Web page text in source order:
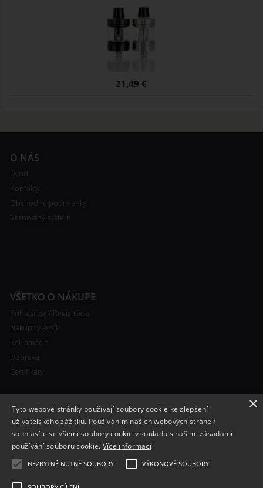
21,49 €
O NÁS
Úvod
Kontakty
Obchodné podmienky
Vernostný systém
VŠETKO O NÁKUPE
Prihlásiť sa / Registrácia
Nákupný košík
Reklamácie
Doprava
Certifikáty
RYCHLÝ KONTAKT
+420 608 138 367
info@bomba-cig.sk
×
Tyto webové stránky používají soubory cookie ke zlepšení
uživatelského zážitku. Používáním našich webových stránek
souhlasíte se všemi soubory cookie v souladu s našimi zásadami
používání souborů cookie. Více informací
NEZBYTNĚ NUTNÉ SOUBORY VÝKONOVÉ SOUBORY